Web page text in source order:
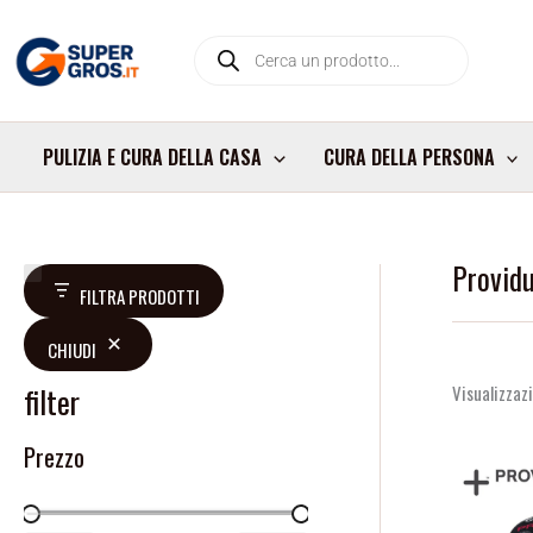
contenuto
search
PULIZIA E CURA DELLA CASA CURA DELLA PERSONA
FILTRA PRODOTTI
CHIUDI
filter
Prezzo
V
a
l
u
t
a
D
s
p
o
n